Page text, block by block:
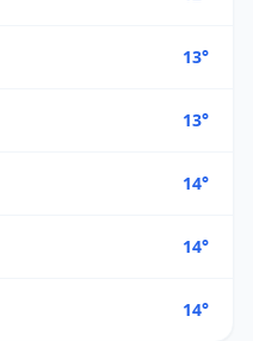
13°
13°
14°
14°
14°